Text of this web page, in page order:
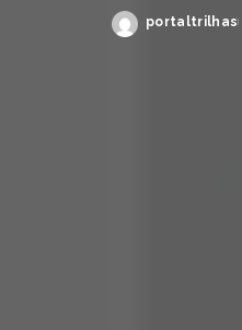
Posted
portaltrilhas